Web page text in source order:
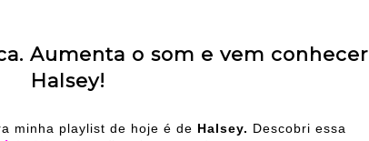
Aumenta o som e vem conhecer
Halsey!
minha playlist de hoje é de Halsey. Descobri essa